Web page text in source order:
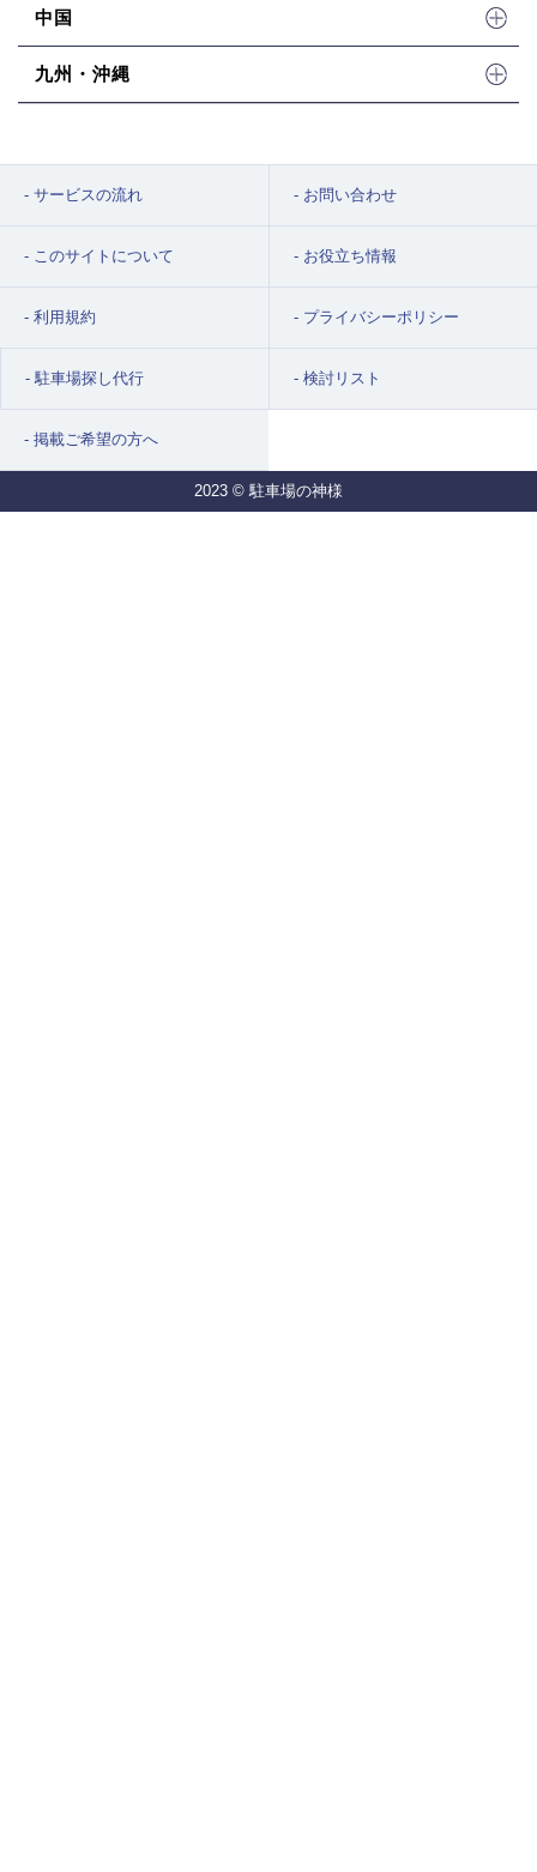
中国
九州・沖縄
サービスの流れ お問い合わせ
このサイトについて お役立ち情報
利用規約 プライバシーポリシー
駐車場探し代行 検討リスト
掲載ご希望の方へ
2023 © 駐車場の神様